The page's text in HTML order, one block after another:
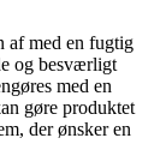
af med en fugtig
og besværligt
med en
gøre produktet
der ønsker en